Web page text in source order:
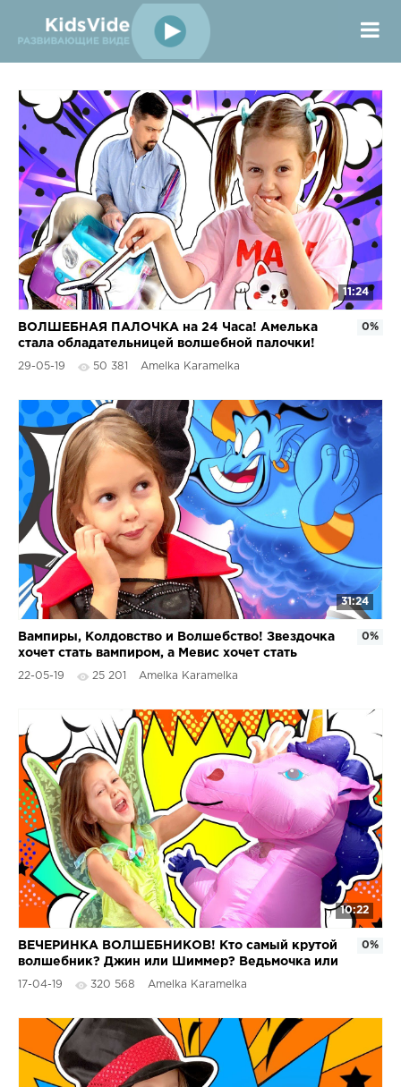
11:24
ВОЛШЕБНАЯ ПАЛОЧКА на 24 Часа! Амелька
стала обладательницей волшебной палочки!
Что же она загадает?
29-05-19 50 381 Amelka Karamelka
0%
31:24
Вампиры, Колдовство и Волшебство! Звездочка
хочет стать вампиром, а Мевис хочет стать
девочкой!
22-05-19 25 201 Amelka Karamelka
0%
10:22
ВЕЧЕРИНКА ВОЛШЕБНИКОВ! Кто самый крутой
волшебник? Джин или Шиммер? Ведьмочка или
Леговедьма?
17-04-19 320 568 Amelka Karamelka
0%